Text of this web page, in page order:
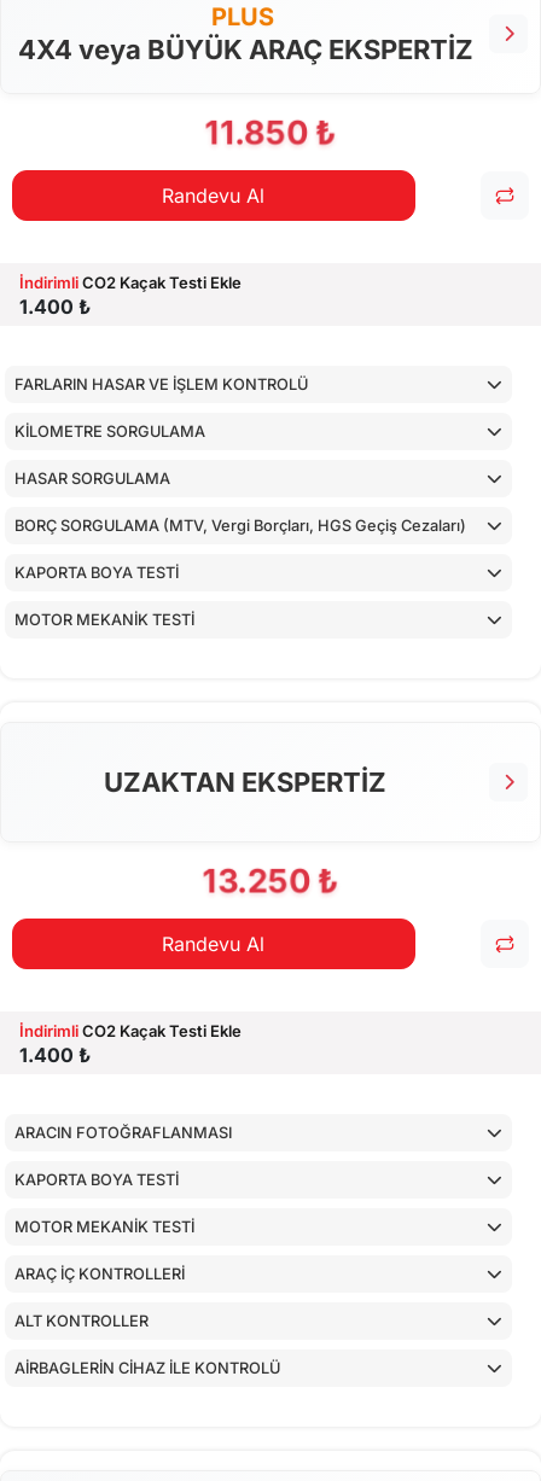
PLUS
4X4 veya BÜYÜK ARAÇ EKSPERTİZ
11.850 ₺
Randevu Al
İndirimliCO2 Kaçak Testi Ekle
1.400 ₺
FARLARIN HASAR VE İŞLEM KONTROLÜ
KİLOMETRE SORGULAMA
HASAR SORGULAMA
BORÇ SORGULAMA (MTV, Vergi Borçları, HGS Geçiş Cezaları)
KAPORTA BOYA TESTİ
MOTOR MEKANİK TESTİ
UZAKTAN EKSPERTİZ
13.250 ₺
Randevu Al
İndirimliCO2 Kaçak Testi Ekle
1.400 ₺
ARACIN FOTOĞRAFLANMASI
KAPORTA BOYA TESTİ
MOTOR MEKANİK TESTİ
ARAÇ İÇ KONTROLLERİ
ALT KONTROLLER
AİRBAGLERİN CİHAZ İLE KONTROLÜ